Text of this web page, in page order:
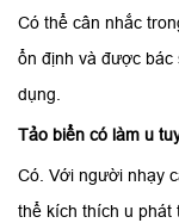
Có thể cân nhắc
ổn định và được bác
dụng.
Tảo biển có làm u
Có. Với người nhạy
thể kích thích u phát